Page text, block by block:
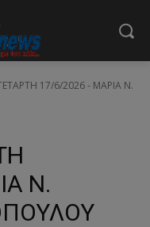
17/6/2026 - ΜΑΡΙΑ Ν.
Ν.